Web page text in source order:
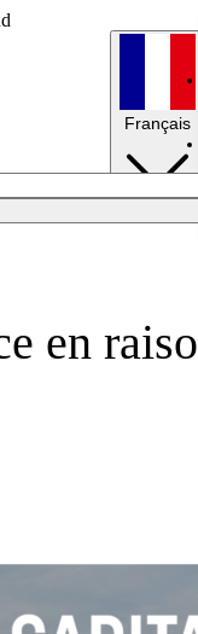
Français
en